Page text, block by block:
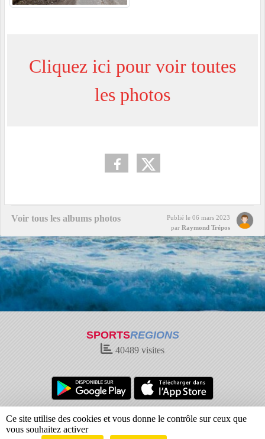
Cliquez ici pour voir toutes
les photos
Voir tous les albums photos Publié le 06 mars 2023
par Raymond Trépos
SPORTSREGIONS
40489 visites
Charte cookies
Gestion des cookies
Informations légales
Ce site utilise des cookies et vous donne le contrôle sur ceux que
vous souhaitez activer